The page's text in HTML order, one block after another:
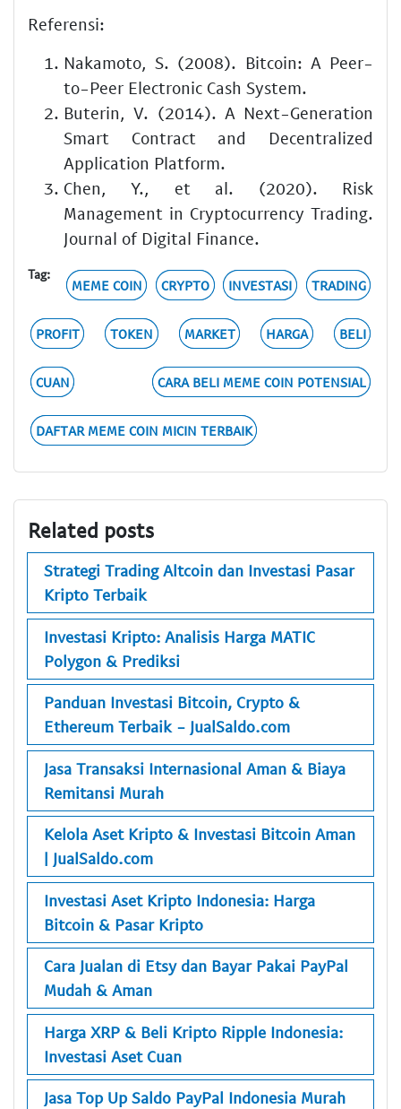
Referensi:
Nakamoto, S. (2008). Bitcoin: A Peer-
to-Peer Electronic Cash System.
Buterin, V. (2014). A Next-Generation
Smart Contract and Decentralized
Application Platform.
Chen, Y., et al. (2020). Risk
Management in Cryptocurrency Trading.
Journal of Digital Finance.
Tag:
MEME COIN CRYPTO INVESTASI TRADING
PROFIT TOKEN MARKET HARGA BELI
CUAN CARA BELI MEME COIN POTENSIAL
DAFTAR MEME COIN MICIN TERBAIK
Related posts
Strategi Trading Altcoin dan Investasi Pasar
Kripto Terbaik
Investasi Kripto: Analisis Harga MATIC
Polygon & Prediksi
Panduan Investasi Bitcoin, Crypto &
Ethereum Terbaik - JualSaldo.com
Jasa Transaksi Internasional Aman & Biaya
Remitansi Murah
Kelola Aset Kripto & Investasi Bitcoin Aman
| JualSaldo.com
Investasi Aset Kripto Indonesia: Harga
Bitcoin & Pasar Kripto
Cara Jualan di Etsy dan Bayar Pakai PayPal
Mudah & Aman
Harga XRP & Beli Kripto Ripple Indonesia:
Investasi Aset Cuan
Jasa Top Up Saldo PayPal Indonesia Murah